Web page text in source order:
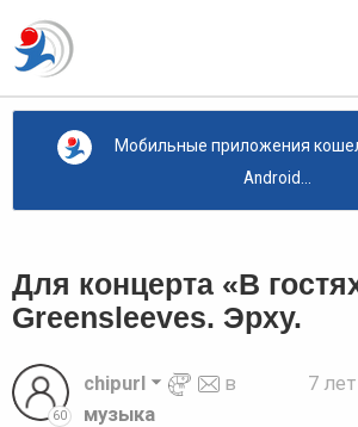
Мобильные приложения
Android...
Для концерта «В
Greensleeves. Эрху.
7
60
chipurl
в
музыка